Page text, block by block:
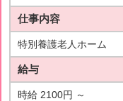
仕事内容
特別養護老人ホーム
給与
時給 2100円 ～